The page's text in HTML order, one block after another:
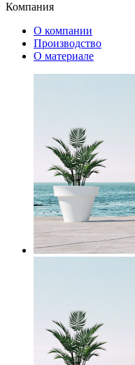
Компания
О компании
Производство
О материале